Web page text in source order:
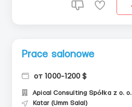
Prace salonowe
от 1000-1200 $
Apical Consulting Spółka z o. o.
Katar (Umm Salal)